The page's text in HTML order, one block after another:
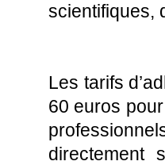
scientifiques,
Les tarifs
60 euros
directement